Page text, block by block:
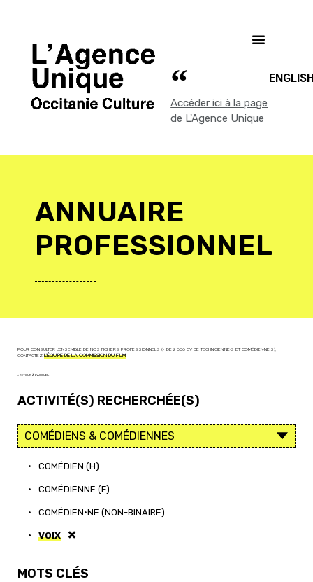
Accéder ici à la page
de L'Agence Unique
ANNUAIRE
PROFESSIONNEL
POUR CONSULTER L'ENSEMBLE DE NOS FICHIERS PROFESSIONNELS (+ DE 2 000 CV DE TECHNICIEN·NE·S ET COMÉDIEN·NE·S),
CONTACTEZ L'ÉQUIPE DE LA COMMISSION DU FILM
< RETOUR À L'ACCUEIL
ACTIVITÉ(S) RECHERCHÉE(S)
• COMÉDIEN (H)
• COMÉDIENNE (F)
• COMÉDIEN·NE (NON-BINAIRE)
• VOIX
MOTS CLÉS